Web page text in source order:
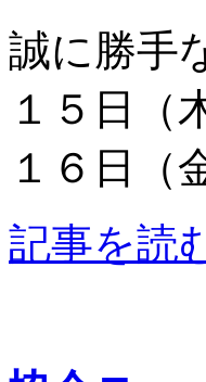
誠に勝手
１５日（
１６日（
記事を読